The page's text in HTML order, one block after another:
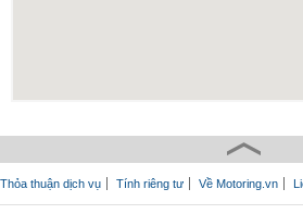
Thỏa thuận dịch vụ Tính riêng tư Về Motoring.vn